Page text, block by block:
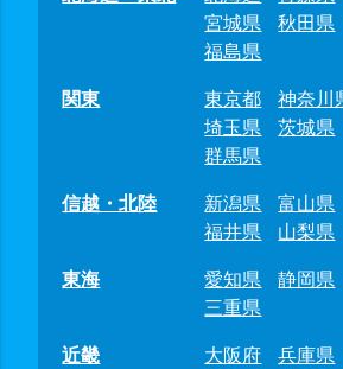
宮城県
秋田県
福島県
関東
東京都 神奈川
埼玉県
茨城県
群馬県
信越・北陸
新潟県 富山県
福井県
山梨県
東海
愛知県 静岡県
三重県
近畿
大阪府 兵庫県